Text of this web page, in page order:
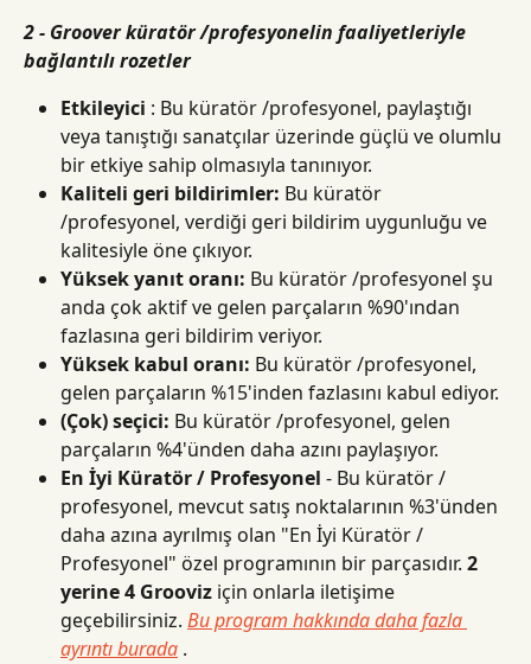
2 - Groover küratör /profesyonelin faaliyetleriyle
bağlantılı rozetler
Etkileyici : Bu küratör /profesyonel, paylaştığı
veya tanıştığı sanatçılar üzerinde güçlü ve olumlu
bir etkiye sahip olmasıyla tanınıyor.
Kaliteli geri bildirimler: Bu küratör
/profesyonel, verdiği geri bildirim uygunluğu ve
kalitesiyle öne çıkıyor.
Yüksek yanıt oranı: Bu küratör /profesyonel şu
anda çok aktif ve gelen parçaların %90'ından
fazlasına geri bildirim veriyor.
Yüksek kabul oranı: Bu küratör /profesyonel,
gelen parçaların %15'inden fazlasını kabul ediyor.
(Çok) seçici: Bu küratör /profesyonel, gelen
parçaların %4'ünden daha azını paylaşıyor.
En İyi Küratör / Profesyonel - Bu küratör /
profesyonel, mevcut satış noktalarının %3'ünden
daha azına ayrılmış olan "En İyi Küratör /
Profesyonel" özel programının bir parçasıdır. 2
yerine 4 Grooviz için onlarla iletişime
geçebilirsiniz. Bu program hakkında daha fazla
ayrıntı burada .